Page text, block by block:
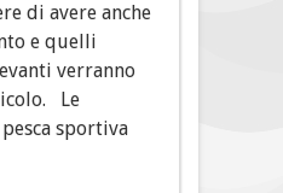
di avere anche
e quelli
verranno
Le
sportiva